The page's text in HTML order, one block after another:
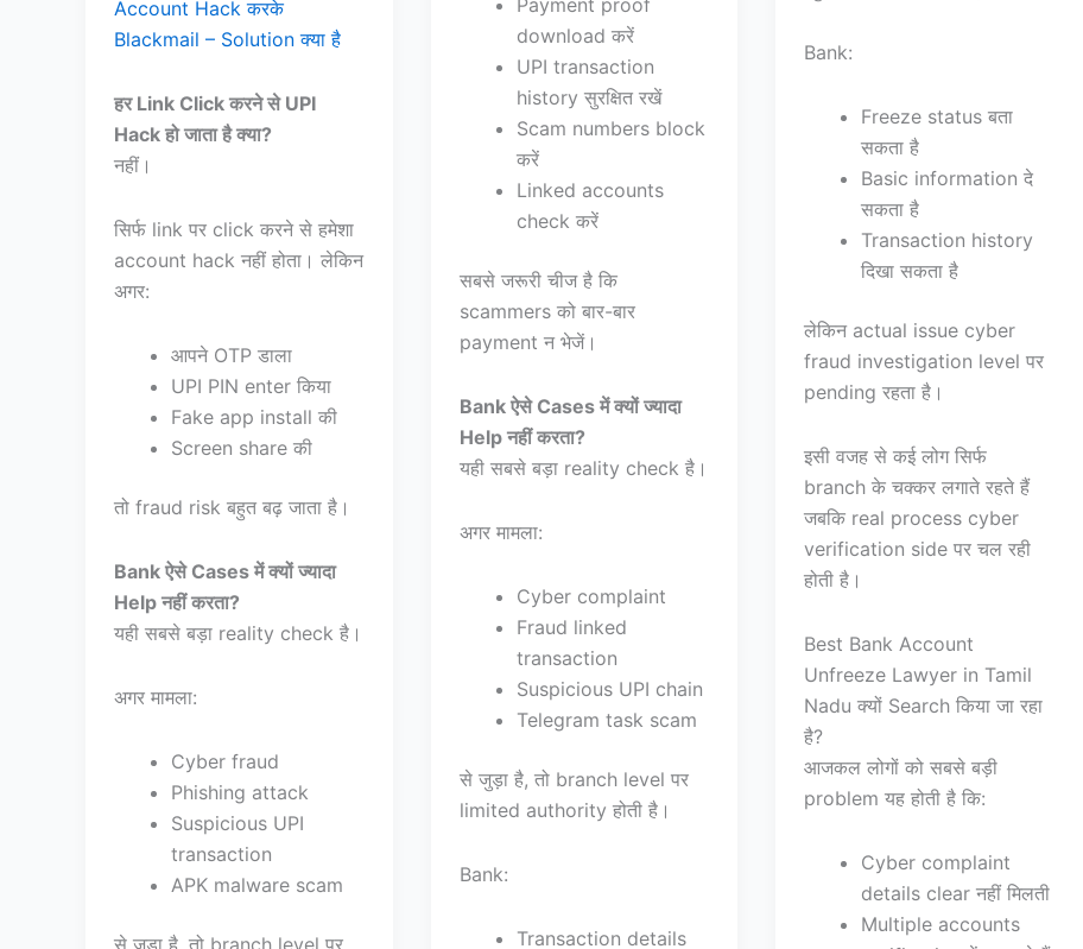
Account Hack करके
Blackmail – Solution क्या है
हर Link Click करने से UPI
Hack हो जाता है क्या?
नहीं।
सिर्फ link पर click करने से हमेशा
account hack नहीं होता। लेकिन
अगर:
आपने OTP डाला
UPI PIN enter किया
Fake app install की
Screen share की
तो fraud risk बहुत बढ़ जाता है।
Bank ऐसे Cases में क्यों ज्यादा
Help नहीं करता?
यही सबसे बड़ा reality check है।
अगर मामला:
Cyber fraud
Phishing attack
Suspicious UPI
transaction
APK malware scam
Payment proof
download करें
UPI transaction
history सुरक्षित रखें
Scam numbers block
करें
Linked accounts
check करें
सबसे जरूरी चीज है कि
scammers को बार-बार
payment न भेजें।
Bank ऐसे Cases में क्यों ज्यादा
Help नहीं करता?
यही सबसे बड़ा reality check है।
अगर मामला:
Cyber complaint
Fraud linked
transaction
Suspicious UPI chain
Telegram task scam
से जुड़ा है, तो branch level पर
limited authority होती है।
Bank:
Transaction details
Bank:
Freeze status बता
सकता है
Basic information दे
सकता है
Transaction history
दिखा सकता है
लेकिन actual issue cyber
fraud investigation level पर
pending रहता है।
इसी वजह से कई लोग सिर्फ
branch के चक्कर लगाते रहते हैं
जबकि real process cyber
verification side पर चल रही
होती है।
Best Bank Account
Unfreeze Lawyer in Tamil
Nadu क्यों Search किया जा रहा
है?
आजकल लोगों को सबसे बड़ी
problem यह होती है कि:
Cyber complaint
details clear नहीं मिलती
Multiple accounts